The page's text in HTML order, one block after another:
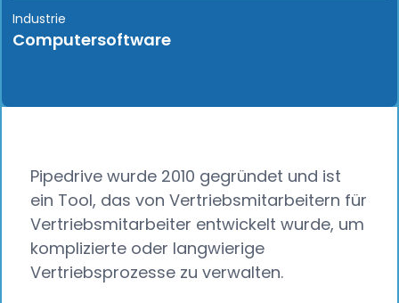
Industrie
Computersoftware
Pipedrive wurde 2010 gegründet und ist
ein Tool, das von Vertriebsmitarbeitern für
Vertriebsmitarbeiter entwickelt wurde, um
komplizierte oder langwierige
Vertriebsprozesse zu verwalten.